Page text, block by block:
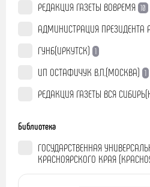
РЕДАКЦИЯ ГАЗЕТЫ ВОВРЕМЯ 10
АДМИНИСТРАЦИЯ ПРЕЗИДЕНТА
ГУНБ(ИРКУТСК) 1
ИП ОСТАФИЧУК В.П.(МОСКВА) 1
РЕДАКЦИЯ ГАЗЕТЫ ВСЯ
Библиотека
ГОСУДАРСТВЕННАЯ
КРАСНОЯРСКОГО КРАЯ